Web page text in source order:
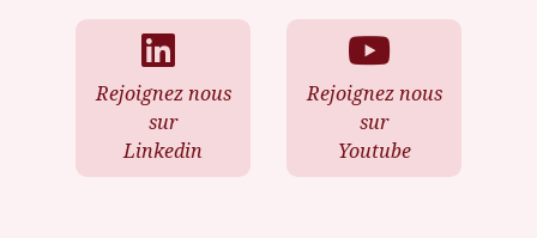
Rejoignez nous
sur
Linkedin
Rejoignez nous
sur
Youtube